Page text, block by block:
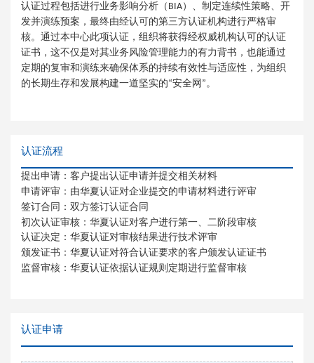
认证过程包括进行业务影响分析（ BIA）、制定连续性策略、开
发并演练预案，最终由经认可的第三方认证机构进行严格审
核。通过本中心此项认证，组织将获得经权威机构认可的认证
证书，这不仅是对其业务风险管理能力的有力背书，也能通过
定期的复审和演练来确保体系的持续有效性与适应性，为组织
的长期生存和发展构建一道坚实的“安全网 ”。
认证流程
提出申请 ：客户提出认证申请并提交相关材料
申请评审 ：由华夏认证对企业提交的申请材料进行评审
签订合同 ： 双方签订认证合同
初次认证审核：华夏认证对客户进行第一、二阶段审核
认证决定 ：华夏认证对审核结果进行技术评审
颁发证书 ：华夏认证对符合认证要求的客户颁发认证证书
监督审核 ：华夏认证依据认证规则定期进行监督审核
认证申请